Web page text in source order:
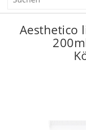
Aesthetico